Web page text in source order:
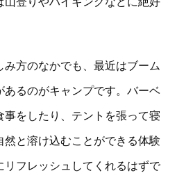
方のなかでも、最近はブーム
あるのがキャンプです。バーベ
をしたり、テントを張って寝
と溶け込むことができる体験
リフレッシュしてくれるはずで